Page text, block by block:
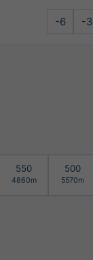
-6 -3
550
4860m
500
5570m